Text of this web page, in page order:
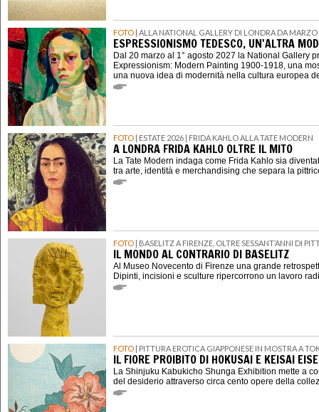
FOTO | ALLA NATIONAL GALLERY DI LONDRA DA
ESPRESSIONISMO TEDESCO, UN'ALTRA
Dal 20 marzo al 1° agosto 2027 la National Gallery
Expressionism: Modern Painting 1900-1918, una
una nuova idea di modernità nella cultura europea
FOTO | ESTATE 2026 | FRIDA KAHLO ALLA TATE MODERN
A LONDRA FRIDA KAHLO OLTRE IL MITO
La Tate Modern indaga come Frida Kahlo sia
tra arte, identità e merchandising che separa la
FOTO | BASELITZ A FIRENZE, OLTRE SESSANT’ANNI DI
IL MONDO AL CONTRARIO DI BASELITZ
Al Museo Novecento di Firenze una grande
Dipinti, incisioni e sculture ripercorrono un lavoro
FOTO | PITTURA EROTICA GIAPPONESE IN MOSTRA A
IL FIORE PROIBITO DI HOKUSAI E KEISAI
La Shinjuku Kabukicho Shunga Exhibition mette a
del desiderio attraverso circa cento opere della